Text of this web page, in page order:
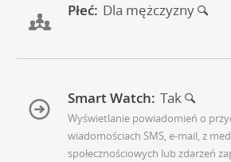
Płeć: Dla mężczyzny
Smart Watch: Tak
Wyświetlanie powiadomień o
wiadomościach SMS, e-mail, z
społecznościowych lub zdarzeń